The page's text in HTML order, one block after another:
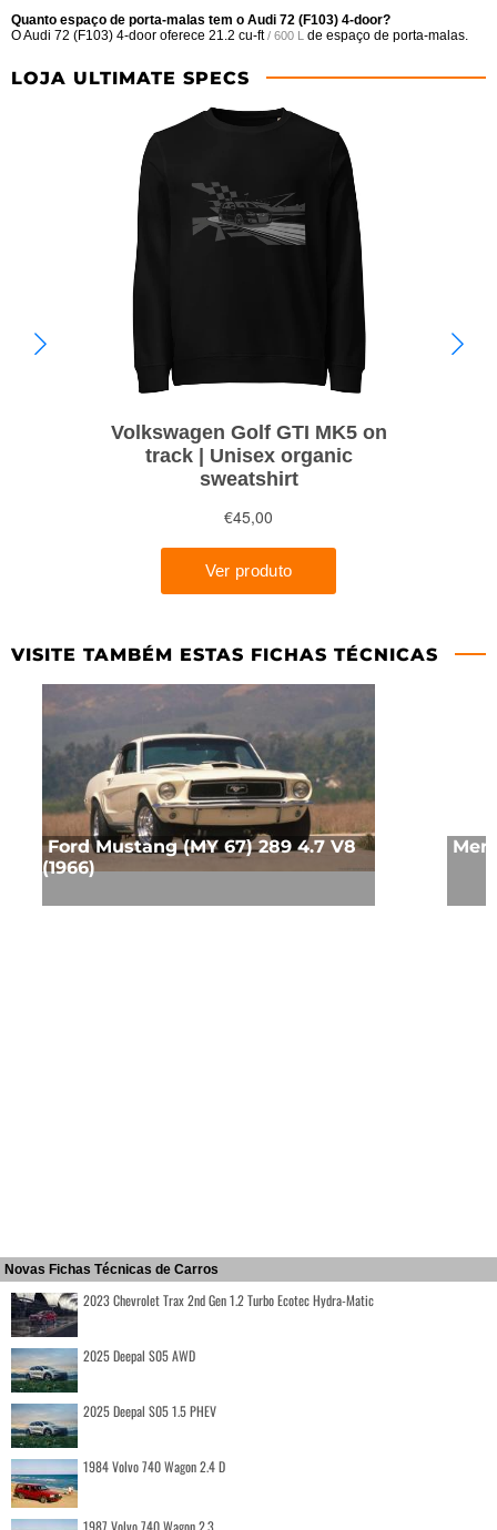
Quanto espaço de porta-malas tem o Audi 72 (F103) 4-door?
O Audi 72 (F103) 4-door oferece 21.2 cu-ft / 600 L de espaço de porta-malas.
LOJA ULTIMATE SPECS
VISITE TAMBÉM ESTAS FICHAS TÉCNICAS
Ford Mustang (MY 67) 289 4.7 V8
(1966)
Novas Fichas Técnicas de Carros
2023 Chevrolet Trax 2nd Gen 1.2 Turbo Ecotec Hydra-Matic
2025 Deepal S05 AWD
2025 Deepal S05 1.5 PHEV
1984 Volvo 740 Wagon 2.4 D
1987 Volvo 740 Wagon 2.3